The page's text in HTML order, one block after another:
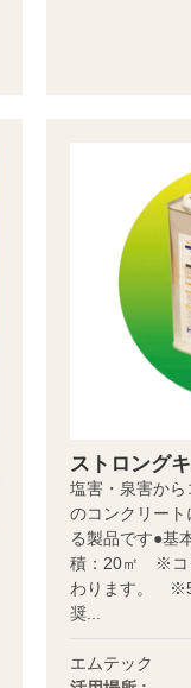
ストロング
塩害・泉害か
のコンクリー
る製品です●基
積：20㎡ ※コ
わります。
奨...
エムテック